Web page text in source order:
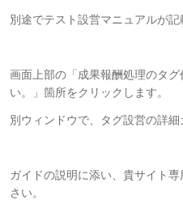
別途でテスト設営マニュアルが記
画面上部の「成果報酬処理のタ
い。」箇所をクリックします。
別ウィンドウで、タグ設営の詳細
ガイドの説明に添い、貴サイト
さい。